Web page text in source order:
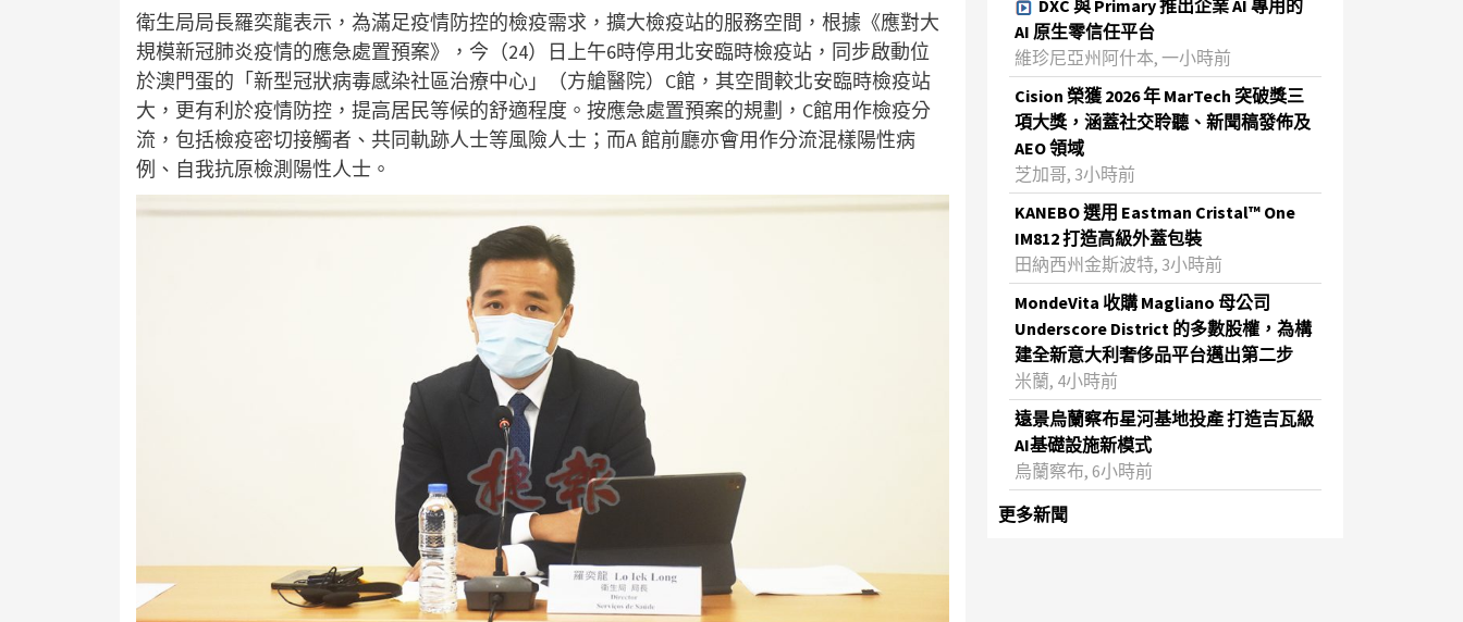
衛生局局長羅奕龍表示，為滿足疫情防控的檢疫需求，擴大檢疫站的服務空間，根據《應對大
規模新冠肺炎疫情的應急處置預案》，今（24）日上午6時停用北安臨時檢疫站，同步啟動位
於澳門蛋的「新型冠狀病毒感染社區治療中心」（方艙醫院）C館，其空間較北安臨時檢疫站
大，更有利於疫情防控，提高居民等候的舒適程度。按應急處置預案的規劃，C館用作檢疫分
流，包括檢疫密切接觸者、共同軌跡人士等風險人士；而A 館前廳亦會用作分流混樣陽性病
例、自我抗原檢測陽性人士。
DXC 與 Primary 推出企業 AI 專用的
AI 原生零信任平台
維珍尼亞州阿什本, 一小時前
Cision 榮獲 2026 年 MarTech 突破獎三
項大獎，涵蓋社交聆聽、新聞稿發佈及
AEO 領域
芝加哥, 3小時前
KANEBO 選用 Eastman Cristal™ One
IM812 打造高級外蓋包裝
田納西州金斯波特, 3小時前
MondeVita 收購 Magliano 母公司
Underscore District 的多數股權，為構
建全新意大利奢侈品平台邁出第二步
米蘭, 4小時前
遠景烏蘭察布星河基地投產 打造吉瓦級
AI基礎設施新模式
烏蘭察布, 6小時前
更多新聞